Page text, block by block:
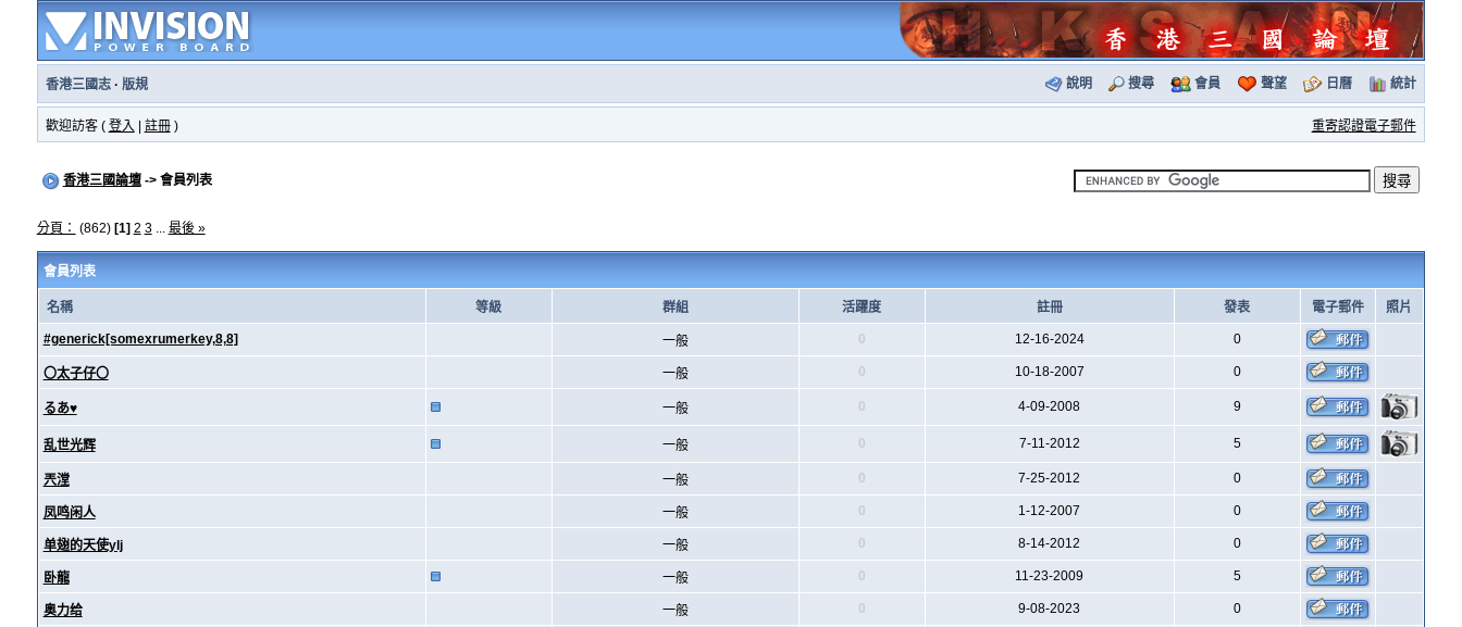
香港三國志· 版規 說明 搜尋 會員 聲望 日曆 統計
歡迎訪客 ( 登入 註冊) 重寄認證電子郵件
香港三國論壇-> 會員列表
分頁： (862) [1] 2 3... 最後 »
會員列表
名稱 等級 群組 活躍度 註冊 發表 電子郵件 照片
#generick[somexrumerkey,8,8] 一般 0 12-16-2024 0
〇太子仔〇 一般 0 10-18-2007 0
るあ♥ 一般 0 4-09-2008 9
乱世光辉 一般 0 7-11-2012 5
兲漟 一般 0 7-25-2012 0
凤鸣闲人 一般 0 1-12-2007 0
单翅的天使ylj 一般 0 8-14-2012 0
卧龍 一般 0 11-23-2009 5
奥力给 一般 0 9-08-2023 0